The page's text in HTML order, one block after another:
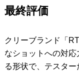
最終評価
クリーブランド「
なショットへの対応
る形状で、テスター